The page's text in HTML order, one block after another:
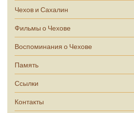
Чехов и Сахалин
Фильмы о Чехове
Воспоминания о Чехове
Память
Ссылки
Контакты